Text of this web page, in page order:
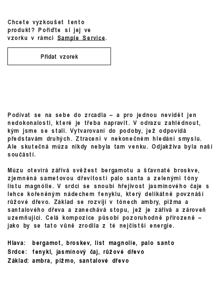
Chcete vyzkoušet tento
produkt? Pořiďte si jej ve
vzorku v rámci Sample Service.
Přidat vzorek
Podívat se na sebe do zrcadla – a pro jednou nevidět jen
nedokonalosti, které je třeba napravit. V odrazu zahlédnout,
kým jsme se stali. Vytvarovaní do podoby, jež odpovídá
představám druhých. Ztraceni v nekonečném hledání smyslu.
Ale skutečná múza nikdy nebyla tam venku. Odjakživa byla naší
součástí.
Múzu otevírá zářivá svěžest bergamotu a šťavnaté broskve,
zjemněná sametovou dřevitostí palo santa a zelenými tóny
listu magnólie. V srdci se snoubí hřejivost jasmínového čaje s
lehce kořeněným nádechem fenyklu, který delikátně povznáší
růžové dřevo. Základ se rozvíjí v tónech ambry, pižma a
santalového dřeva a zanechává stopu, jež je zářivá a zároveň
uzemňující. Celá kompozice působí pozoruhodně přirozeně –
jako by se tato vůně zrodila z té nejčistší energie.
Hlava:
bergamot, broskev, list magnolie, palo santo
Srdce:
fenykl, jasmínový čaj, růžové dřevo
Základ: ambra, pižmo, santalové dřevo